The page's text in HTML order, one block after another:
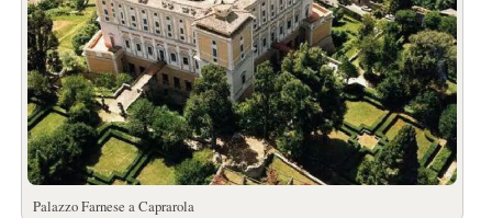
Palazzo Farnese a Caprarola